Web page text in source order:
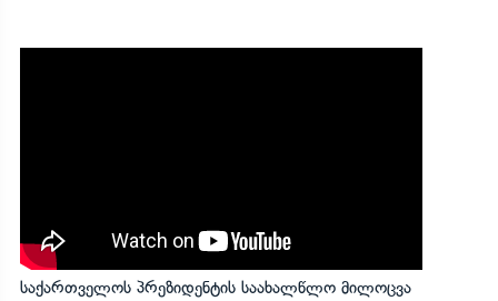
საქართველოს პრეზიდენტის საახალწლო მილოცვა